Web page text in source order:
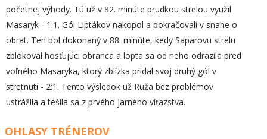
početnej výhody. Tú už v 82. minúte prudkou strelou využil
Masaryk - 1:1. Gól Liptákov nakopol a pokračovali v snahe o
obrat. Ten bol dokonaný v 88. minúte, kedy Saparovu strelu
zblokoval hosťujúci obranca a lopta sa od neho odrazila pred
voľného Masaryka, ktorý zblízka pridal svoj druhý gól v
stretnutí - 2:1. Tento výsledok už Ruža bez problémov
ustrážila a tešila sa z prvého jarného víťazstva.
OHLASY TRÉNEROV